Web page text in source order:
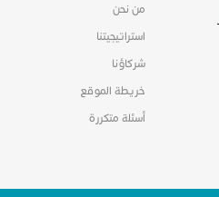
من نحن
استراتيجيتنا
شركاؤنا
خريطة الموقع
أسئلة متكررة